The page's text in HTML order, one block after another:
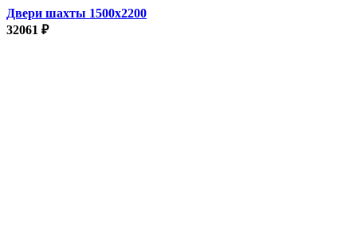
Двери шахты 1500х2200
32061 ₽